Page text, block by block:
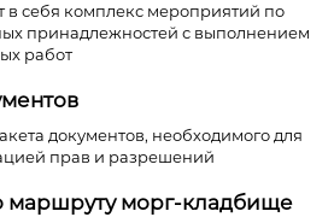
в себя комплекс мероприятий по
принадлежностей с выполнением
работ
документов, необходимого для
прав и разрешений
маршруту морг-кладбище